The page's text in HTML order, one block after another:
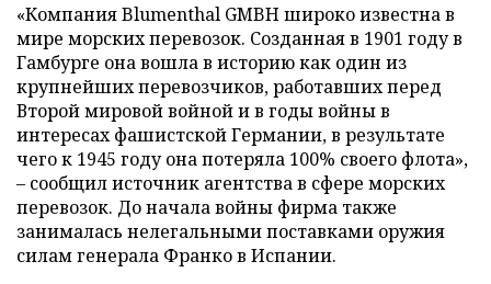
«Компания Blumenthal GMBH широко известна в
мире морских перевозок. Созданная в 1901 году в
Гамбурге она вошла в историю как один из
крупнейших перевозчиков, работавших перед
Второй мировой войной и в годы войны в
интересах фашистской Германии, в результате
чего к 1945 году она потеряла 100% своего флота»,
– сообщил источник агентства в сфере морских
перевозок. До начала войны фирма также
занималась нелегальными поставками оружия
силам генерала Франко в Испании.